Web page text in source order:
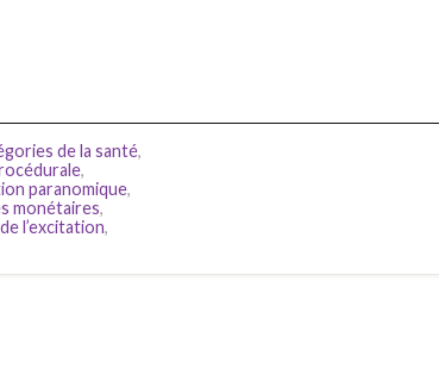
de la santé,
,
paranomique,
monétaires,
l’excitation,